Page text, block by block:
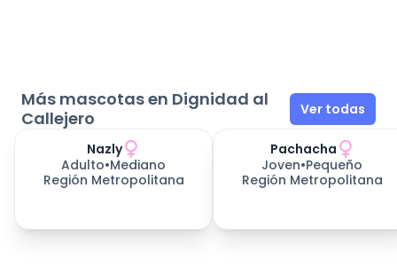
Más mascotas en Dignidad al
Callejero
Ver todas
Nazly
Adulto•Mediano
Región Metropolitana
Pachacha
Joven•Pequeño
Región Metropolitana